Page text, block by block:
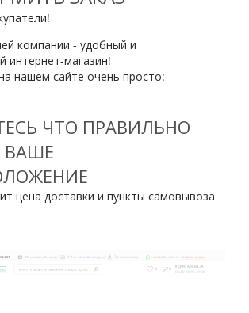
компании - удобный и
интернет-магазин!
нашем сайте очень просто:
ЧТО ПРАВИЛЬНО
ВАШЕ
цена доставки и пункты самовывоза